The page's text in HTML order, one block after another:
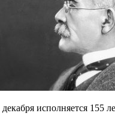
декабря исполняется 155